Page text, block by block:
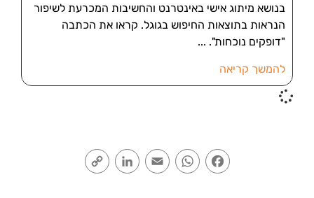
בנושא מיתוג אישי באינטרנט והחשיבות המכרעת לשיפור
הנראות בתוצאות החיפוש בגוגל. קראו את הכתבה
"דופקים נוכחות".
להמשך קריאה
Facebook
WhatsApp
Email
LinkedIn